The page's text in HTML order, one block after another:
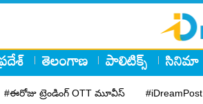
తెలంగాణ పాలిటిక్స్ సినిమా
#ఈరోజు ట్రెండింగ్ OTT మూవీస్ #iDreamPost